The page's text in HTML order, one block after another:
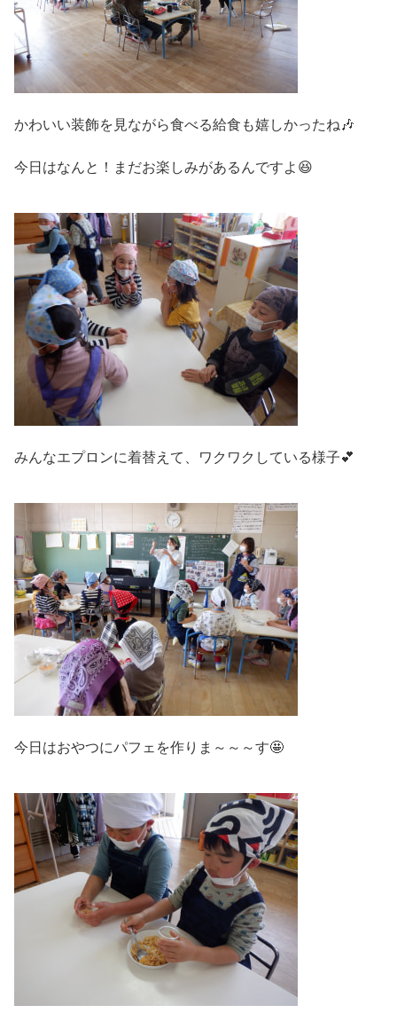
かわいい装飾を見ながら食べる給食も嬉しかったね🎶
今日はなんと！まだお楽しみがあるんですよ😆
みんなエプロンに着替えて、ワクワクしている様子💕
今日はおやつにパフェを作りま～～～す🤩